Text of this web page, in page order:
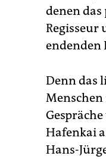
denen das
Regisseur
endenden
Denn das
Hafenkai
Hans-